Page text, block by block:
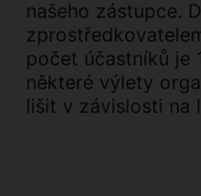
našeho zástupce.
počet účastníků je
některé výlety
lišit v závislosti na